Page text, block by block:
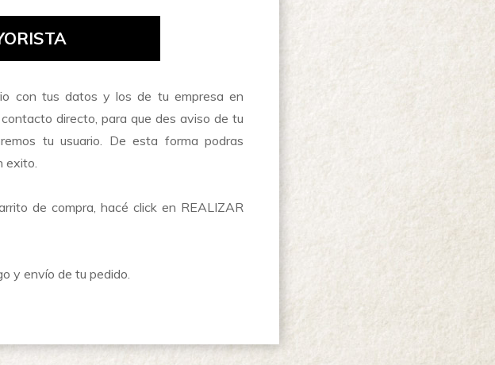
con tus datos y los de tu empresa en
directo, para que des aviso de tu
tu usuario. De esta forma podras
exito.
de compra, hacé click en REALIZAR
y envío de tu pedido.